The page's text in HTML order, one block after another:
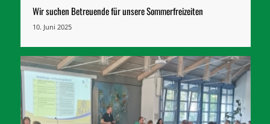
Wir suchen Betreuende für unsere Sommerfreizeiten
10. Juni 2025